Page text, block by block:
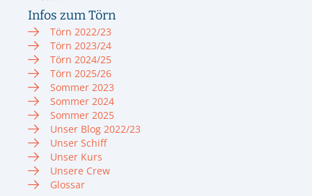
Infos zum Törn
Törn 2022/23
Törn 2023/24
Törn 2024/25
Törn 2025/26
Sommer 2023
Sommer 2024
Sommer 2025
Unser Blog 2022/23
Unser Schiff
Unser Kurs
Unsere Crew
Glossar